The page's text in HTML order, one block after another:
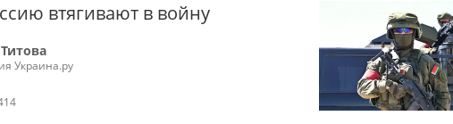
втягивают в войну
Украина.ру